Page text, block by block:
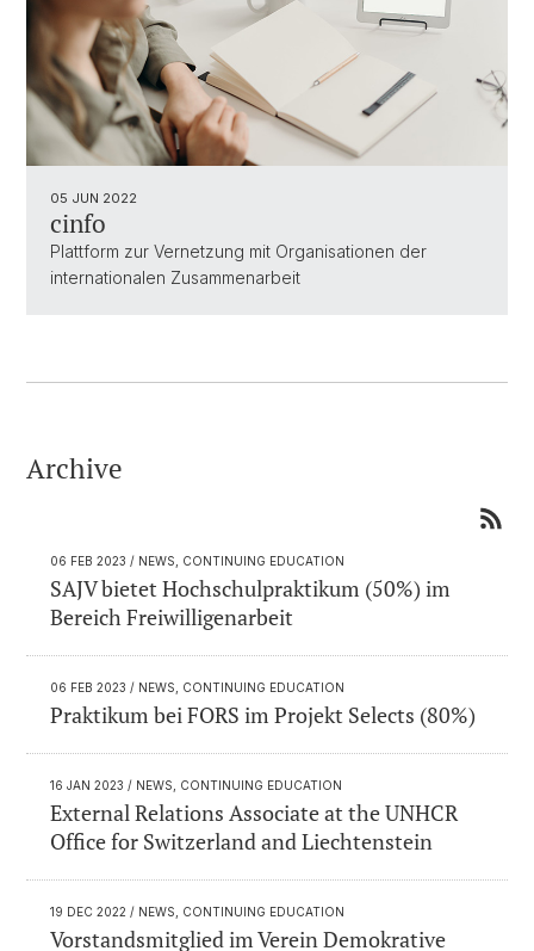
05 JUN 2022
cinfo
Plattform zur Vernetzung mit Organisationen der
internationalen Zusammenarbeit
Archive
06 FEB 2023 / NEWS, CONTINUING EDUCATION
SAJV bietet Hochschulpraktikum (50%) im
Bereich Freiwilligenarbeit
06 FEB 2023 / NEWS, CONTINUING EDUCATION
Praktikum bei FORS im Projekt Selects (80%)
16 JAN 2023 / NEWS, CONTINUING EDUCATION
External Relations Associate at the UNHCR
Office for Switzerland and Liechtenstein
19 DEC 2022 / NEWS, CONTINUING EDUCATION
Vorstandsmitglied im Verein Demokrative